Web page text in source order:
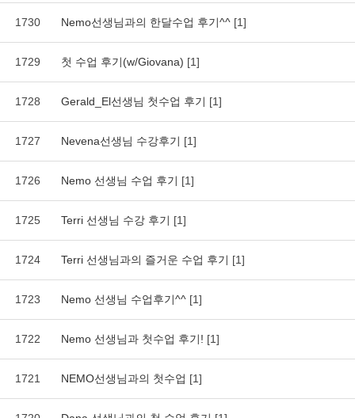
1730 Nemo선생님과의 한달수업 후기^^ [1]
1729 첫 수업 후기(w/Giovana) [1]
1728 Gerald_El선생님 첫수업 후기 [1]
1727 Nevena선생님 수강후기 [1]
1726 Nemo 선생님 수업 후기 [1]
1725 Terri 선생님 수강 후기 [1]
1724 Terri 선생님과의 즐거운 수업 후기 [1]
1723 Nemo 선생님 수업후기^^ [1]
1722 Nemo 선생님과 첫수업 후기! [1]
1721 NEMO선생님과의 첫수업 [1]